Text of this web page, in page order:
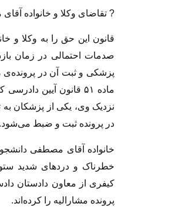
? تقاضای وکلا و خانواده
قانون این حق را به وکلا و
صدمات احتمالی در زمان
پزشکی و ثبت آن در پرونده‌ی
ماده ۵۱ قانون آیین
نزدیک وی، یکی از پزشکان
در پرونده ثبت و ضبط
خانواده آقای مصطفی
کیفری از معاون دادستان
پرونده مشارالیه را کرده‌اند.